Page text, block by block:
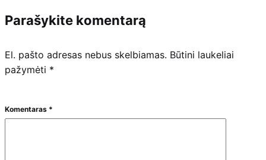
Parašykite komentarą
El. pašto adresas nebus skelbiamas. Būtini laukeliai
pažymėti *
Komentaras *